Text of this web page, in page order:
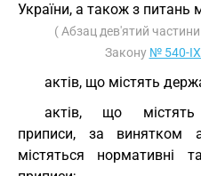
України, а також з питань
( Абзац дев'ятий частини
Закону № 540-IX
актів, що містять
актів, що містять
приписи, за винятком
містяться нормативні